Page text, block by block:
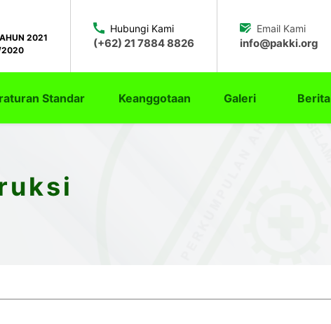
2021
2020
Hubungi Kami
(+62) 21 7884 8826
Email Kami
info@pakki.org
Standar Keanggotaan Galeri Berita